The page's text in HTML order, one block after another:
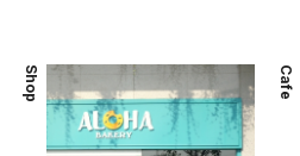
Shop Cafe